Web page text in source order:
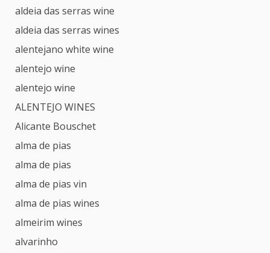
aldeia das serras wine
aldeia das serras wines
alentejano white wine
alentejo wine
alentejo wine
ALENTEJO WINES
Alicante Bouschet
alma de pias
alma de pias
alma de pias vin
alma de pias wines
almeirim wines
alvarinho